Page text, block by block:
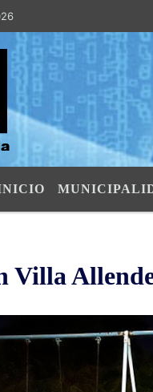
7 de Agosto de 2026 y
Villa